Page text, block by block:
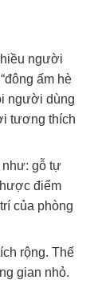
người
ấm hè
người dùng
tương thích
như: gỗ tự
điểm
của phòng
rộng. Thế
gian nhỏ.